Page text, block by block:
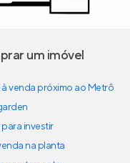
um imóvel
venda próximo ao Metrô
investir
na planta